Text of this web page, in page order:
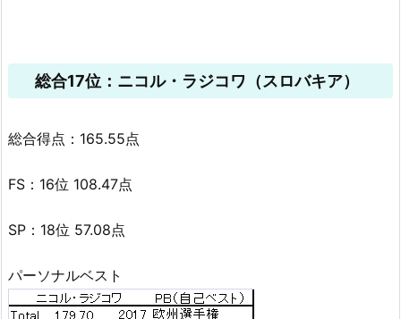
総合17位：ニコル・ラジコワ（スロバキア）
総合得点：165.55点
FS：16位 108.47点
SP：18位 57.08点
パーソナルベスト